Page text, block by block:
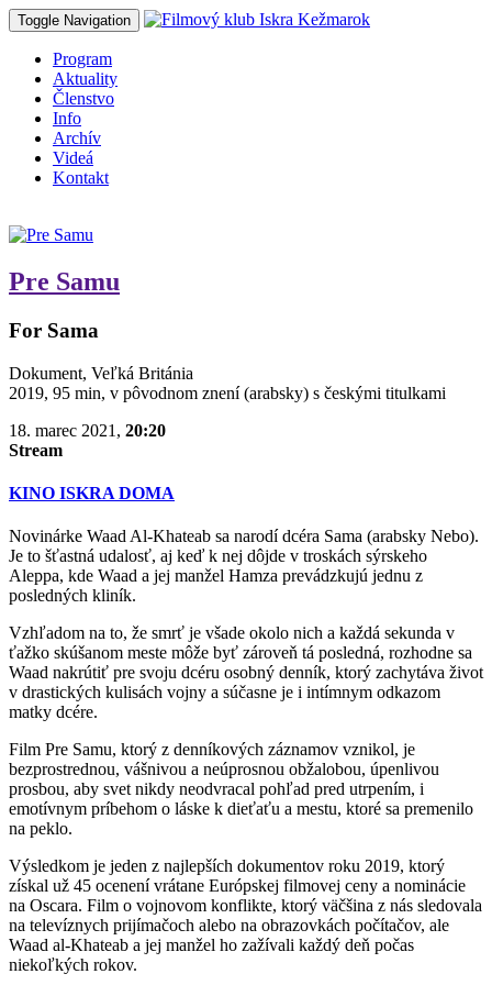
Toggle Navigation
Program
Aktuality
Členstvo
Info
Archív
Videá
Kontakt
Pre Samu
For Sama
Dokument, Veľká Británia
2019, 95 min, v pôvodnom znení (arabsky) s českými titulkami
18. marec 2021, 20:20
Stream
KINO ISKRA DOMA
Novinárke Waad Al-Khateab sa narodí dcéra Sama (arabsky Nebo).
Je to šťastná udalosť, aj keď k nej dôjde v troskách sýrskeho
Aleppa, kde Waad a jej manžel Hamza prevádzkujú jednu z
posledných kliník.
Vzhľadom na to, že smrť je všade okolo nich a každá sekunda v
ťažko skúšanom meste môže byť zároveň tá posledná, rozhodne sa
Waad nakrútiť pre svoju dcéru osobný denník, ktorý zachytáva život
v drastických kulisách vojny a súčasne je i intímnym odkazom
matky dcére.
Film Pre Samu, ktorý z denníkových záznamov vznikol, je
bezprostrednou, vášnivou a neúprosnou obžalobou, úpenlivou
prosbou, aby svet nikdy neodvracal pohľad pred utrpením, i
emotívnym príbehom o láske k dieťaťu a mestu, ktoré sa premenilo
na peklo.
Výsledkom je jeden z najlepších dokumentov roku 2019, ktorý
získal už 45 ocenení vrátane Európskej filmovej ceny a nominácie
na Oscara. Film o vojnovom konflikte, ktorý väčšina z nás sledovala
na televíznych prijímačoch alebo na obrazovkách počítačov, ale
Waad al-Khateab a jej manžel ho zažívali každý deň počas
niekoľkých rokov.